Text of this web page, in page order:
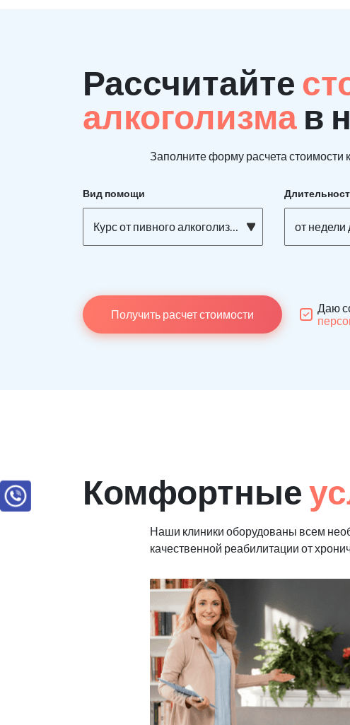
Рассчитайте
алкоголизма в
Заполните форму расчета стоимости
Вид помощи
Курс от пивного алкоголизма от недели
Получить расчет стоимости
Даю
Комфортные
Наши клиники оборудованы всем
качественной реабилитации от